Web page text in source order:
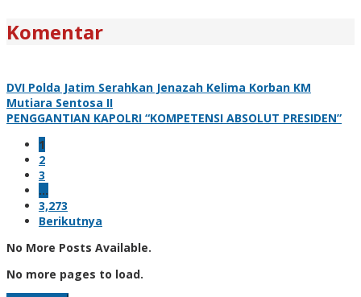
Komentar
DVI Polda Jatim Serahkan Jenazah Kelima Korban KM
Mutiara Sentosa II
PENGGANTIAN KAPOLRI “KOMPETENSI ABSOLUT PRESIDEN”
1
2
3
…
3,273
Berikutnya
No More Posts Available.
No more pages to load.